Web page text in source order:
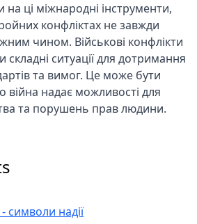
ці міжнародні інструменти,
конфліктах не завжди
чином. Військові конфлікти
ситуації для дотримання
та вимог. Це може бути
надає можливості для
та порушень прав людини.
символи надії